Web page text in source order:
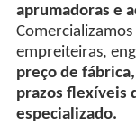
aprumadoras e
empreiteiras,
preço de
prazos flexíveis
especializado.